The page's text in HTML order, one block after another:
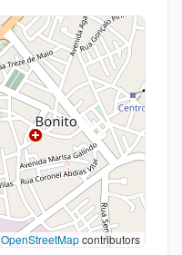
OpenStreetMapcontributors